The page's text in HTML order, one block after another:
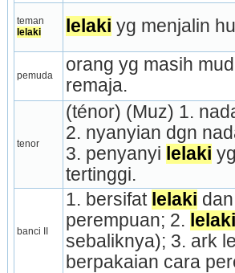
lelaki
lelaki yg menjalin
pemuda
orang yg masih
remaja.
tenor
(ténor) (Muz) 1.
2. nyanyian dgn
3. penyanyi lelaki
tertinggi.
banci II
1. bersifat lelaki
perempuan; 2. lelaki
sebaliknya); 3. ark
berpakaian cara